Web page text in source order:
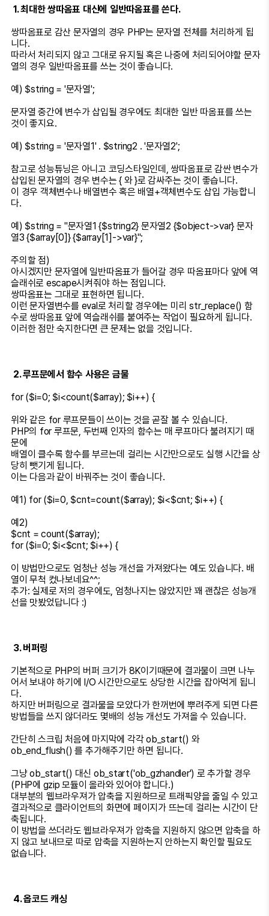
1. 최대한 쌍따옴표 대신에 일반따옴표를 쓴다.
쌍따옴표로 감산 문자열의 경우 PHP는 문자열 전체를 처리하게 됩
니다.
따라서 처리되지 않고 그대로 유지될 혹은 나중에 처리되어야할 문자
열의 경우 일반따옴표를 쓰는 것이 좋습니다.
예) $string = '문자열';
문자열 중간에 변수가 삽입될 경우에도 최대한 일반 따옴표를 쓰는
것이 좋지요.
예) $string = '문자열1' . $string2 . '문자열2';
참고로 성능튜닝은 아니고 코딩스타일인데, 쌍따옴표로 감싼 변수가
삽입된 문자열의 경우 변수는 { 와 }로 감싸주는 것이 좋습니다.
이 경우 객체변수나 배열변수 혹은 배열+객체변수도 삽입 가능합니
다.
예) $string = "문자열1 {$string2} 문자열2 {$object->var} 문자
열3 {$array[0]} {$array[1]->var}";
주의할 점)
아시겠지만 문자열에 일반따옴표가 들어갈 경우 따옴표마다 앞에 역
슬래쉬로 escape시켜줘야 하는 점입니다.
쌍따옴표는 그대로 표현하면 됩니다.
이런 문자열변수를 eval로 처리할 경우에는 미리 str_replace() 함
수로 쌍따옴표 앞에 역슬래쉬를 붙여주는 작업이 필요하게 됩니다.
이러한 점만 숙지한다면 큰 문제는 없을 것입니다.
2. 루프문에서 함수 사용은 금물
for ($i=0; $i<count($array); $i++) {
위와 같은 for 루프문들이 쓰이는 것을 곧잘 볼 수 있습니다.
PHP의 for 루프문, 두번째 인자의 함수는 매 루프마다 불려지기 때
문에
배열이 클수록 함수를 부르는데 걸리는 시간만으로도 실행 시간을 상
당히 뺏기게 됩니다.
이는 다음과 같이 바꿔주는 것이 좋습니다.
예1) for ($i=0, $cnt=count($array); $i<$cnt; $i++) {
예2)
$cnt = count($array);
for ($i=0; $i<$cnt; $i++) {
이 방법만으로도 엄청난 성능 개선을 가져왔다는 예도 있습니다. 배
열이 무척 컸나보네요^^;
추가: 실제로 저의 경우에도, 엄청나지는 않았지만 꽤 괜찮은 성능개
선을 맛봤었답니다 :)
3. 버퍼링
기본적으로 PHP의 버퍼 크기가 8K이기때문에 결과물이 크면 나누
어서 보내야 하기에 I/O 시간만으로도 상당한 시간을 잡아먹게 됩니
다.
하지만 버퍼링으로 결과물을 모았다가 한꺼번에 뿌려주게 되면 다른
방법들을 쓰지 않더라도 몇배의 성능 개선도 가져올 수 있습니다.
간단히 스크립 처음에 마지막에 각각 ob_start() 와
ob_end_flush() 를 추가해주기만 하면 됩니다.
그냥 ob_start() 대신 ob_start('ob_gzhandler') 로 추가할 경우
(PHP에 gzip 모듈이 올라와 있어야 합니다.)
대부분의 웹브라우져가 압축을 지원하므로 트래픽양을 줄일 수 있고
결과적으로 클라이언트의 화면에 페이지가 뜨는데 걸리는 시간이 단
축됩니다.
이 방법을 쓰더라도 웹브라우져가 압축을 지원하지 않으면 압축을 하
지 않고 보내므로 따로 압축을 지원하는지 안하는지 확인할 필요도
없습니다.
4. 옵코드 캐싱